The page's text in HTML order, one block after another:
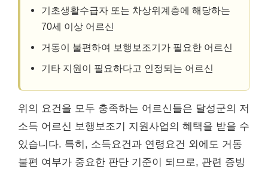
기초생활수급자 또는 차상위계층에 해당하는
70세 이상 어르신
거동이 불편하여 보행보조기가 필요한 어르신
기타 지원이 필요하다고 인정되는 어르신
위의 요건을 모두 충족하는 어르신들은 달성군의 저
소득 어르신 보행보조기 지원사업의 혜택을 받을 수
있습니다. 특히, 소득요건과 연령요건 외에도 거동
불편 여부가 중요한 판단 기준이 되므로, 관련 증빙